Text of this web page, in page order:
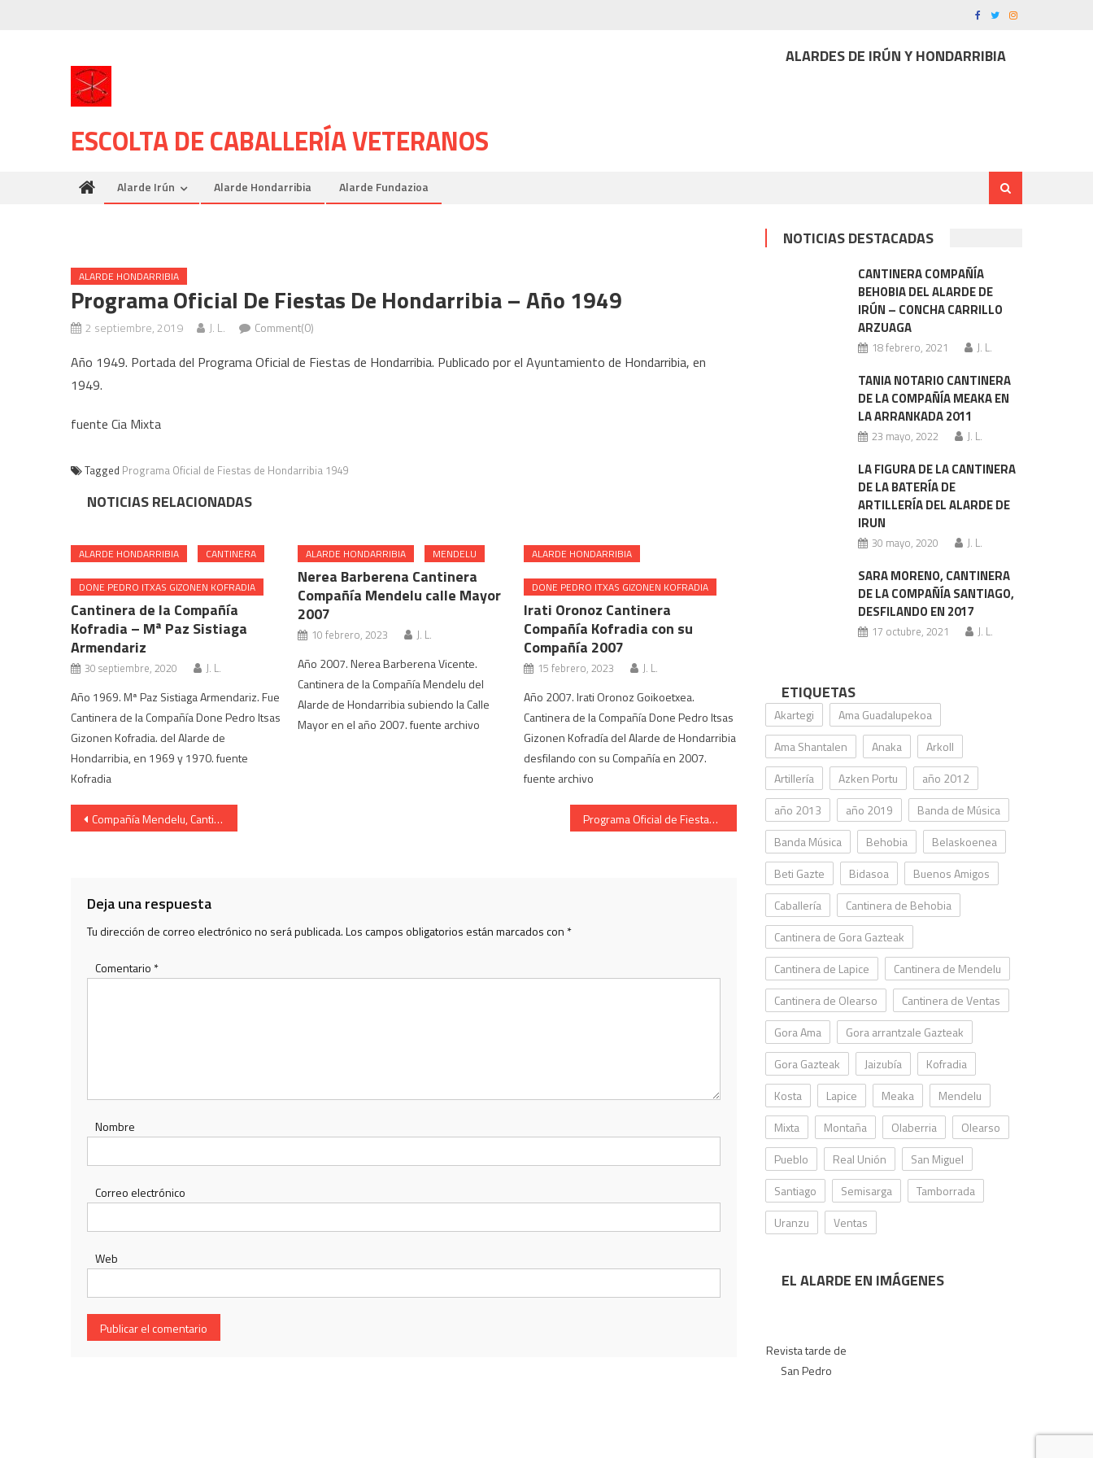
ESCOLTA DE CABALLERÍA VETERANOS
ALARDES DE IRÚN Y HONDARRIBIA
Alarde Irún Alarde Hondarribia Alarde Fundazioa
ALARDE HONDARRIBIA
Programa Oficial De Fiestas De Hondarribia – Año 1949
2 septiembre, 2019 J. L. Comment(0)
Año 1949. Portada del Programa Oficial de Fiestas de Hondarribia. Publicado por el Ayuntamiento de Hondarribia, en
1949.
fuente Cia Mixta
Tagged Programa Oficial de Fiestas de Hondarribia 1949
NOTICIAS RELACIONADAS
ALARDE HONDARRIBIA CANTINERA
DONE PEDRO ITXAS GIZONEN KOFRADIA
Cantinera de la Compañía
Kofradia – Mª Paz Sistiaga
Armendariz
30 septiembre, 2020 J. L.
Año 1969. Mª Paz Sistiaga Armendariz. Fue
Cantinera de la Compañía Done Pedro Itsas
Gizonen Kofradia. del Alarde de
Hondarribia, en 1969 y 1970. fuente
Kofradia
ALARDE HONDARRIBIA MENDELU
Nerea Barberena Cantinera
Compañía Mendelu calle Mayor
2007
10 febrero, 2023 J. L.
Año 2007. Nerea Barberena Vicente.
Cantinera de la Compañía Mendelu del
Alarde de Hondarribia subiendo la Calle
Mayor en el año 2007. fuente archivo
ALARDE HONDARRIBIA
DONE PEDRO ITXAS GIZONEN KOFRADIA
Irati Oronoz Cantinera
Compañía Kofradia con su
Compañía 2007
15 febrero, 2023 J. L.
Año 2007. Irati Oronoz Goikoetxea.
Cantinera de la Compañía Done Pedro Itsas
Gizonen Kofradía del Alarde de Hondarribia
desfilando con su Compañía en 2007.
fuente archivo
Navegación
Compañía Mendelu, Cantinera Olaya Ferreira. Año 2019 Programa Oficial de Fiestas de Hondarribia – año 1950
Deja una respuesta
Tu dirección de correo electrónico no será publicada.Los campos obligatorios están marcados con *
Comentario *
Nombre
Correo electrónico
Web
NOTICIAS DESTACADAS
CANTINERA COMPAÑÍA
BEHOBIA DEL ALARDE DE
IRÚN – CONCHA CARRILLO
ARZUAGA
18 febrero, 2021 J. L.
TANIA NOTARIO CANTINERA
DE LA COMPAÑÍA MEAKA EN
LA ARRANKADA 2011
23 mayo, 2022 J. L.
LA FIGURA DE LA CANTINERA
DE LA BATERÍA DE
ARTILLERÍA DEL ALARDE DE
IRUN
30 mayo, 2020 J. L.
SARA MORENO, CANTINERA
DE LA COMPAÑÍA SANTIAGO,
DESFILANDO EN 2017
17 octubre, 2021 J. L.
ETIQUETAS
Akartegi
Ama Guadalupekoa
Ama Shantalen
Anaka
Arkoll
Artillería
Azken Portu
año 2012
año 2013
año 2019
Banda de Música
Banda Música
Behobia
Belaskoenea
Beti Gazte
Bidasoa
Buenos Amigos
Caballería
Cantinera de Behobia
Cantinera de Gora Gazteak
Cantinera de Lapice
Cantinera de Mendelu
Cantinera de Olearso
Cantinera de Ventas
Gora Ama
Gora arrantzale Gazteak
Gora Gazteak
Jaizubía
Kofradia
Kosta
Lapice Meaka
Mendelu
Mixta
Montaña Olaberria
Olearso
Pueblo
Real Unión
San Miguel
Santiago
Semisarga
Tamborrada
Uranzu
Ventas
EL ALARDE EN IMÁGENES
Revista tarde de
San Pedro